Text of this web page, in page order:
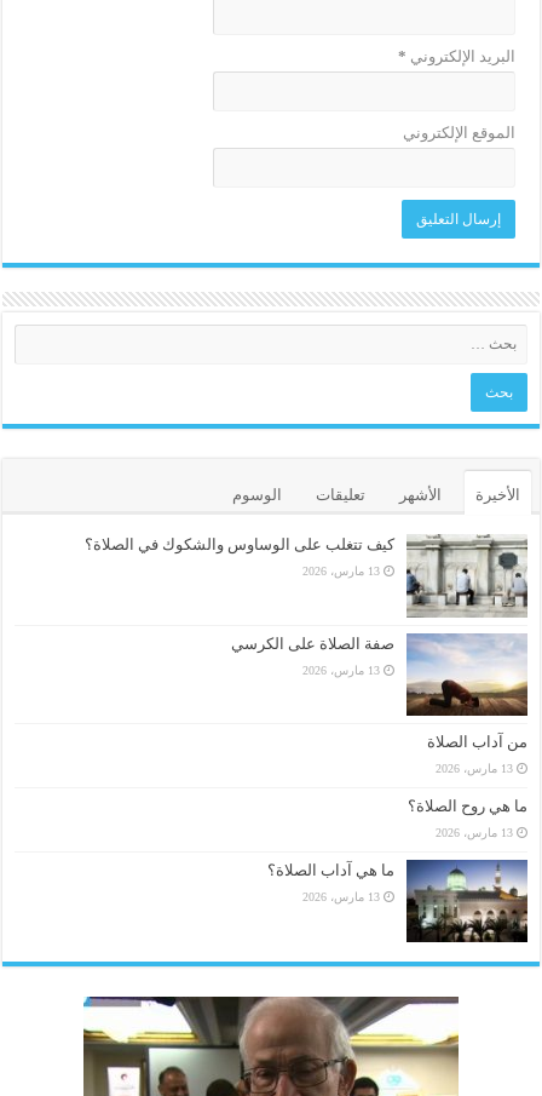
البريد الإلكتروني *
الموقع الإلكتروني
الأخيرة الأشهر تعليقات الوسوم
كيف تتغلب على الوساوس والشكوك في الصلاة؟
13 مارس، 2026
صفة الصلاة على الكرسي
13 مارس، 2026
من آداب الصلاة
13 مارس، 2026
ما هي روح الصلاة؟
13 مارس، 2026
ما هي آداب الصلاة؟
13 مارس، 2026